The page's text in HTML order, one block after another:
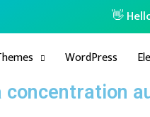
👋
WordPress
concentration